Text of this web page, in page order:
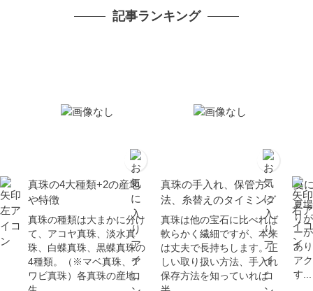
記事ランキング
真珠の4大種類+2の産地
や特徴
真珠の種類は大まかに分け
て、アコヤ真珠、淡水真
珠、白蝶真珠、黒蝶真珠の
4種類。（※マベ真珠、ア
ワビ真珠）各真珠の産地、
真珠の手入れ、保管方
法、糸替えのタイミング
真珠は他の宝石に比べれば
軟らかく繊細ですが、本来
は丈夫で長持ちします。正
しい取り扱い方法、手入れ
保存方法を知っていれば
夏
夏
り
ー
あ
ア
す...